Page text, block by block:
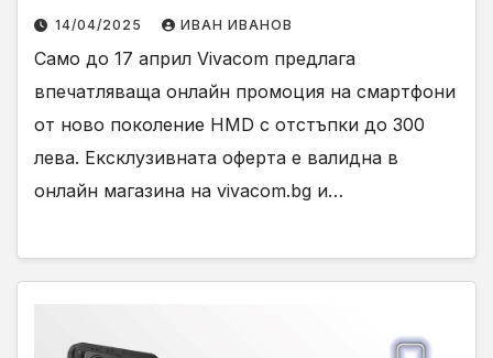
14/04/2025 ИВАН ИВАНОВ
Само до 17 април Vivacom предлага
впечатляваща онлайн промоция на смартфони
от ново поколение HMD с отстъпки до 300
лева. Ексклузивната оферта е валидна в
онлайн магазина на vivacom.bg и…